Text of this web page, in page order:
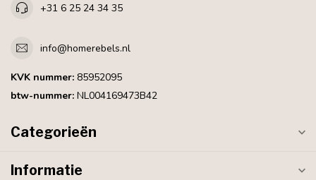
+31 6 25 24 34 35
info@homerebels.nl
KVK nummer: 85952095
btw-nummer: NL004169473B42
Categorieën
Informatie